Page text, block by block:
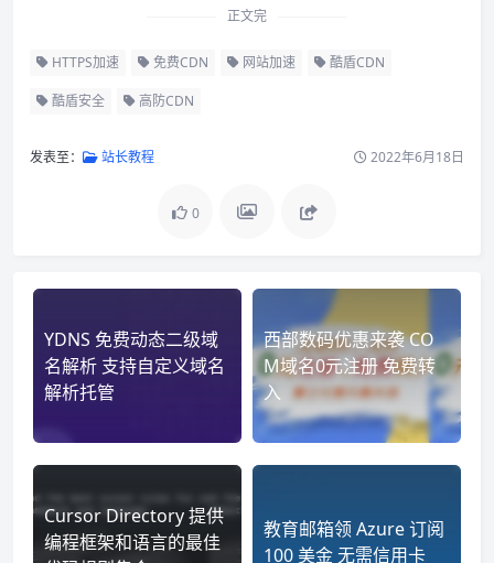
正文完
HTTPS加速 免费CDN 网站加速 酷盾CDN
酷盾安全 高防CDN
发表至： 站长教程 2022年6月18日
0
YDNS 免费动态二级域
名解析 支持自定义域名
解析托管
西部数码优惠来袭 CO
M域名0元注册 免费转
入
Cursor Directory 提供
编程框架和语言的最佳
教育邮箱领 Azure 订阅
100 美金 无需信用卡